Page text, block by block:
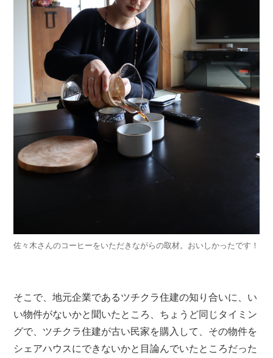
佐々木さんのコーヒーをいただきながらの取材。おいしかったです！
そこで、地元企業であるツチクラ住建の知り合いに、い
い物件がないかと聞いたところ、ちょうど同じタイミン
グで、ツチクラ住建が古い民家を購入して、その物件を
シェアハウスにできないかと目論んでいたところだった